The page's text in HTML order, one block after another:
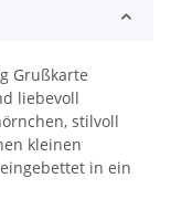
Grußkarte
liebevoll
stilvoll
kleinen
in ein